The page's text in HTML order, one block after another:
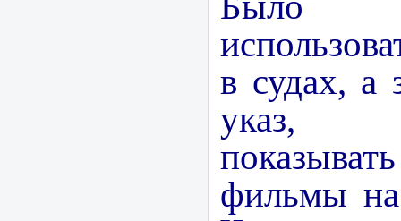
в судах, а
указ,
фильмы на